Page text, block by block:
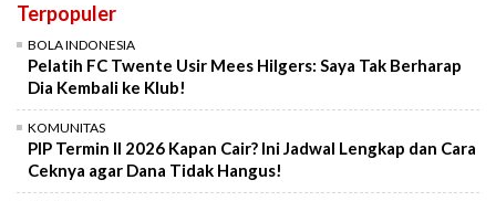
Terpopuler
BOLA INDONESIA
Pelatih FC Twente Usir Mees Hilgers: Saya Tak Berharap
Dia Kembali ke Klub!
KOMUNITAS
PIP Termin II 2026 Kapan Cair? Ini Jadwal Lengkap dan Cara
Ceknya agar Dana Tidak Hangus!